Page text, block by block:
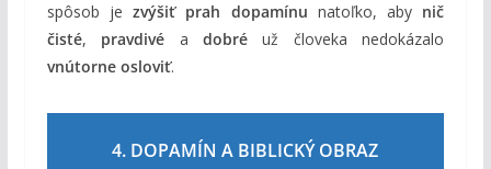
spôsob jezvýšiť prah dopamínu natoľko, aby nič
čisté, pravdivé adobré už človeka nedokázalo
vnútorne osloviť.
4. DOPAMÍN A BIBLICKÝ OBRAZ